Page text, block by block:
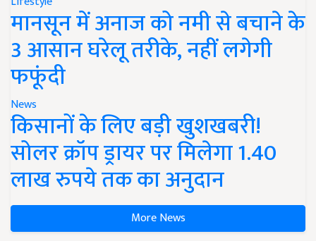
मानसून में अनाज को नमी से बचाने के
3 आसान घरेलू तरीके, नहीं लगेगी
फफूंदी
News
किसानों के लिए बड़ी खुशखबरी!
सोलर क्रॉप ड्रायर पर मिलेगा 1.40
लाख रुपये तक का अनुदान
More News